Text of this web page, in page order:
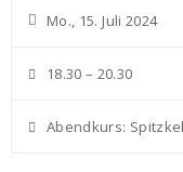
Mo., 15. Juli 2024
18.30 – 20.30
Abendkurs: